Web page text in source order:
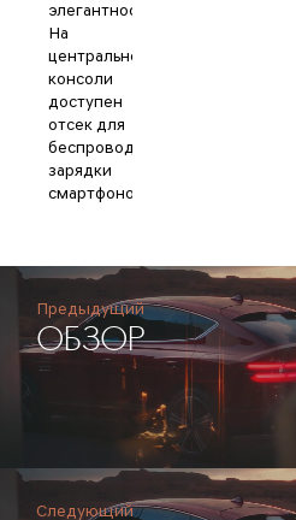
элегантности.
На
центральной
консоли
доступен
отсек для
беспроводной
зарядки
смартфонов.
Предыдущий
ОБЗОР
Следующий